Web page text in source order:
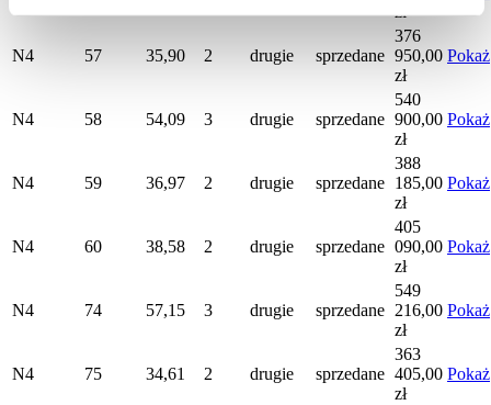
zł
N4 57 35,90 2 drugie sprzedane
376
950,00
zł
Pokaż
N4 58 54,09 3 drugie sprzedane
540
900,00
zł
Pokaż
N4 59 36,97 2 drugie sprzedane
388
185,00
zł
Pokaż
N4 60 38,58 2 drugie sprzedane
405
090,00
zł
Pokaż
N4 74 57,15 3 drugie sprzedane
549
216,00
zł
Pokaż
N4 75 34,61 2 drugie sprzedane
363
405,00
zł
Pokaż